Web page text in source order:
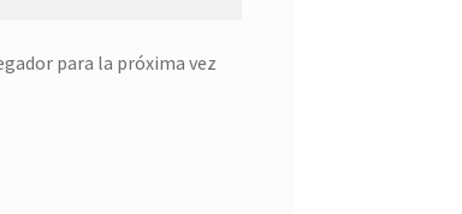
para la próxima vez